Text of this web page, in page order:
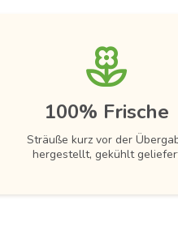
100% Frische
Sträuße kurz vor der
hergestellt, gekühlt